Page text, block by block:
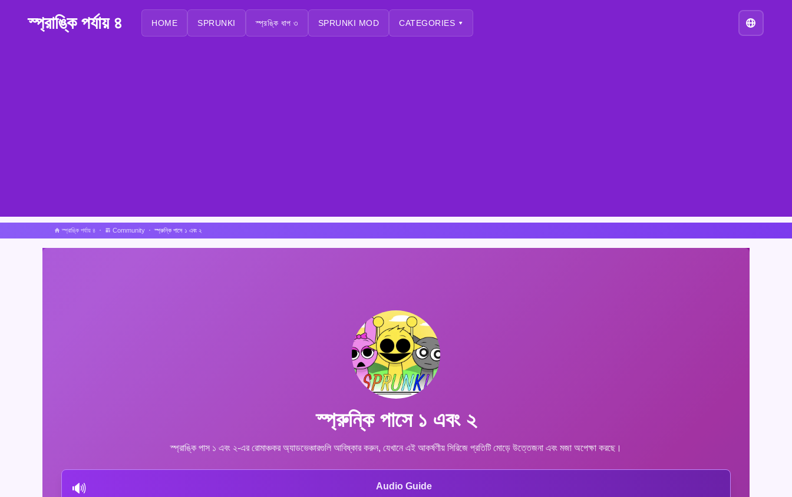
স্প্রাঙ্কি পর্যায় ৪ HOME SPRUNKI স্প্রঙ্কি ধাপ ৩ SPRUNKI MOD CATEGORIES ▾
স্প্রাঙ্কি পর্যায় ৪ Community স্প্রুন্কি পাসে ১ এবং ২
স্প্রুন্কি পাসে ১ এবং ২
স্প্রাঙ্কি পাস ১ এবং ২-এর রোমাঞ্চকর অ্যাডভেঞ্চারগুলি আবিষ্কার করুন, যেখানে এই আকর্ষণীয় সিরিজে প্রতিটি মোড়ে উত্তেজনা এবং মজা অপেক্ষা করছে।
🔊 Audio Guide